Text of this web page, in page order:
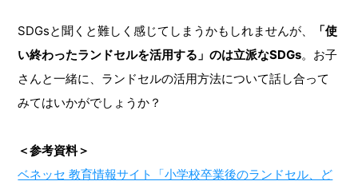
SDGsと聞くと難しく感じてしまうかもしれませんが、
「使
い終わったランドセルを活用する」のは立派なSDGs。お子
さんと一緒に、ランドセルの活用方法について話し合って
みてはいかがでしょうか？
＜参考資料＞
ベネッセ 教育情報サイト「小学校卒業後のランドセル、ど